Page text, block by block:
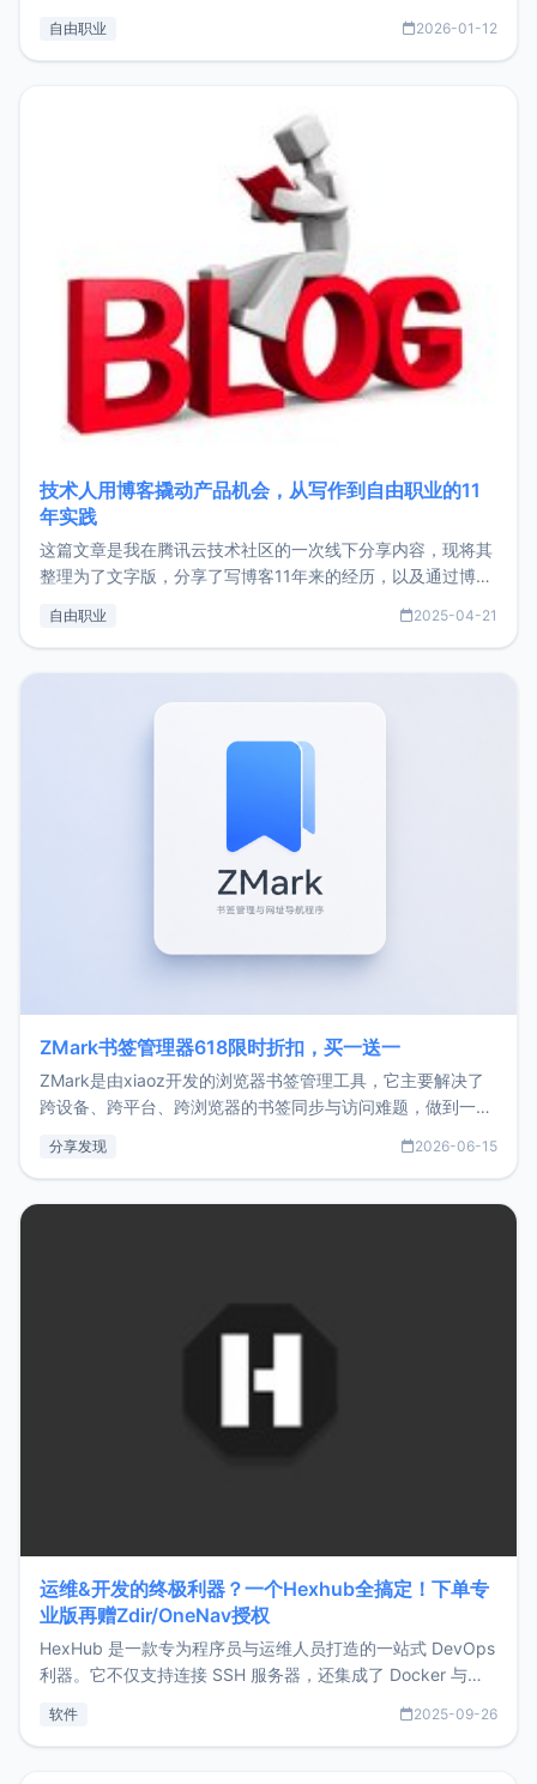
收入下降20%，但却过得很充实，2026年不求突破，但求保
自由职业 2026-01-12
技术人用博客撬动产品机会，从写作到自由职业的11
年实践
这篇文章是我在腾讯云技术社区的一次线下分享内容，现将其
整理为了文字版，分享了写博客11年来的经历，以及通过博客
了我的首个产品ImgURL的真实数据和产品现状。自我介绍大
自由职业 2025-04-21
ZMark书签管理器618限时折扣，买一送一
ZMark是由xiaoz开发的浏览器书签管理工具，它主要解决了
跨设备、跨平台、跨浏览器的书签同步与访问难题，做到一处
用，让管理更高效。ZMark官网地址：
分享发现 2026-06-15
运维&开发的终极利器？一个Hexhub全搞定！下单专
业版再赠Zdir/OneNav授权
HexHub 是一款专为程序员与运维人员打造的一站式 DevOps
利器。它不仅支持连接 SSH 服务器，还集成了 Docker 与常
件间频繁切换，仅凭 HexHub 即可同时搞定运维与数据库操
软件 2025-09-26